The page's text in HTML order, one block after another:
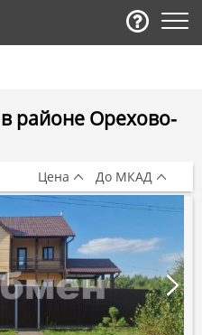
районе Орехово-
Цена До МКАД